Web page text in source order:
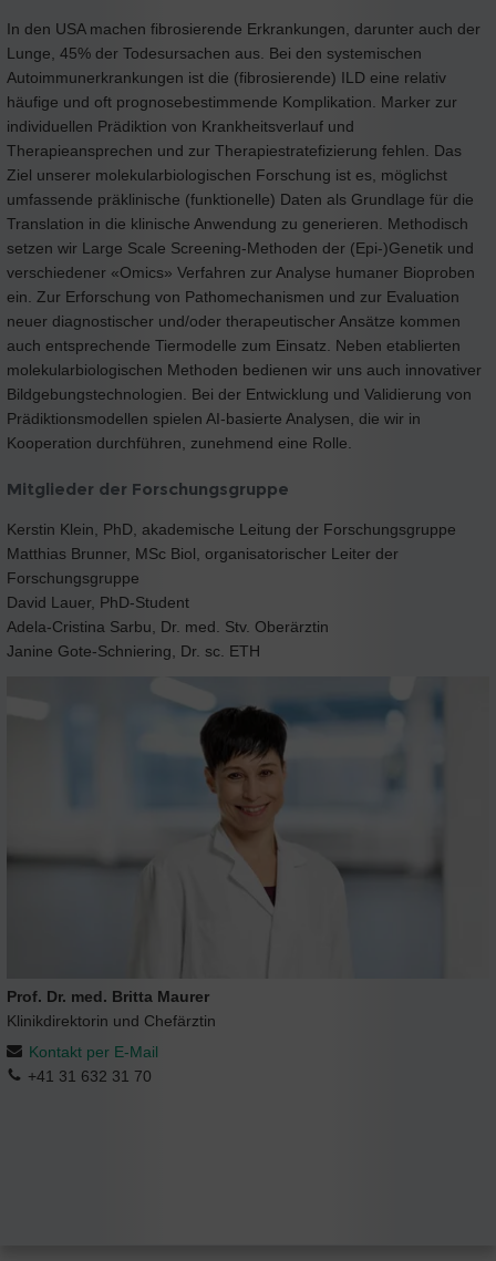
In den USA machen fibrosierende Erkrankungen, darunter auch der
Lunge, 45% der Todesursachen aus. Bei den systemischen
Autoimmunerkrankungen ist die (fibrosierende) ILD eine relativ
häufige und oft prognosebestimmende Komplikation. Marker zur
individuellen Prädiktion von Krankheitsverlauf und
Therapieansprechen und zur Therapiestratefizierung fehlen. Das
Ziel unserer molekularbiologischen Forschung ist es, möglichst
umfassende präklinische (funktionelle) Daten als Grundlage für die
Translation in die klinische Anwendung zu generieren. Methodisch
setzen wir Large Scale Screening-Methoden der (Epi-)Genetik und
verschiedener «Omics» Verfahren zur Analyse humaner Bioproben
ein. Zur Erforschung von Pathomechanismen und zur Evaluation
neuer diagnostischer und/oder therapeutischer Ansätze kommen
auch entsprechende Tiermodelle zum Einsatz. Neben etablierten
molekularbiologischen Methoden bedienen wir uns auch innovativer
Bildgebungstechnologien. Bei der Entwicklung und Validierung von
Prädiktionsmodellen spielen AI-basierte Analysen, die wir in
Kooperation durchführen, zunehmend eine Rolle.
Mitglieder der Forschungsgruppe
Kerstin Klein, PhD, akademische Leitung der Forschungsgruppe
Matthias Brunner, MSc Biol, organisatorischer Leiter der
Forschungsgruppe
David Lauer, PhD-Student
Adela-Cristina Sarbu, Dr. med. Stv. Oberärztin
Janine Gote-Schniering, Dr. sc. ETH
Prof. Dr. med. Britta Maurer
Klinikdirektorin und Chefärztin
Kontakt per E-Mail
+41 31 632 31 70